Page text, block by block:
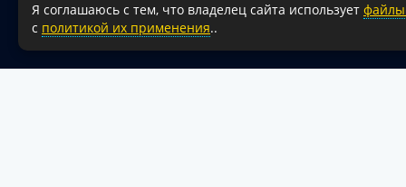
Для сайтов и страниц сети Интернет обязательна
18+
Я соглашаюсь с тем, что владелец сайта использует файлы
с политикой их применения..